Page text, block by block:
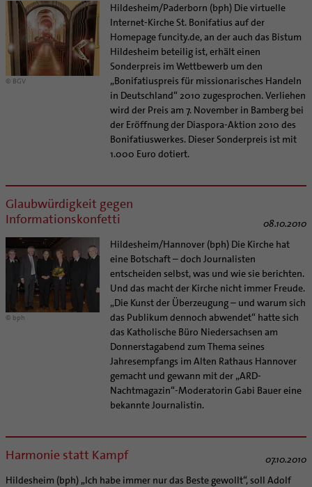
© BGV
Hildesheim/Paderborn (bph) Die virtuelle
Internet-Kirche St. Bonifatius auf der
Homepage funcity.de, an der auch das Bistum
Hildesheim beteilig ist, erhält einen
Sonderpreis im Wettbewerb um den
„Bonifatiuspreis für missionarisches Handeln
in Deutschland“ 2010 zugesprochen. Verliehen
wird der Preis am 7. November in Bamberg bei
der Eröffnung der Diaspora-Aktion 2010 des
Bonifatiuswerkes. Dieser Sonderpreis ist mit
1.000 Euro dotiert.
Glaubwürdigkeit gegen
Informationskonfetti
08.10.2010
© bph
Hildesheim/Hannover (bph) Die Kirche hat
eine Botschaft – doch Journalisten
entscheiden selbst, was und wie sie berichten.
Und das macht der Kirche nicht immer Freude.
„Die Kunst der Überzeugung – und warum sich
das Publikum dennoch abwendet“ hatte sich
das Katholische Büro Niedersachsen am
Donnerstagabend zum Thema seines
Jahresempfangs im Alten Rathaus Hannover
gemacht und gewann mit der „ARD-
Nachtmagazin“-Moderatorin Gabi Bauer eine
bekannte Journalistin.
Harmonie statt Kampf
07.10.2010
Hildesheim (bph) „Ich habe immer nur das Beste gewollt“, soll Adolf